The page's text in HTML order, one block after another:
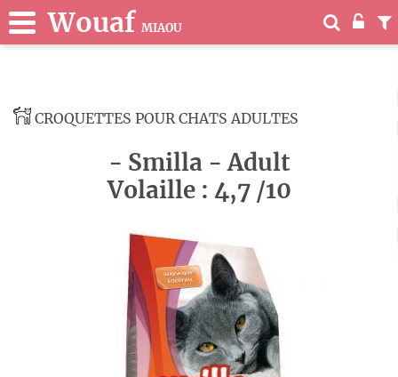
Wouaf MIAOU
CROQUETTES POUR CHATS ADULTES
- Smilla - Adult
Volaille : 4,7 /10